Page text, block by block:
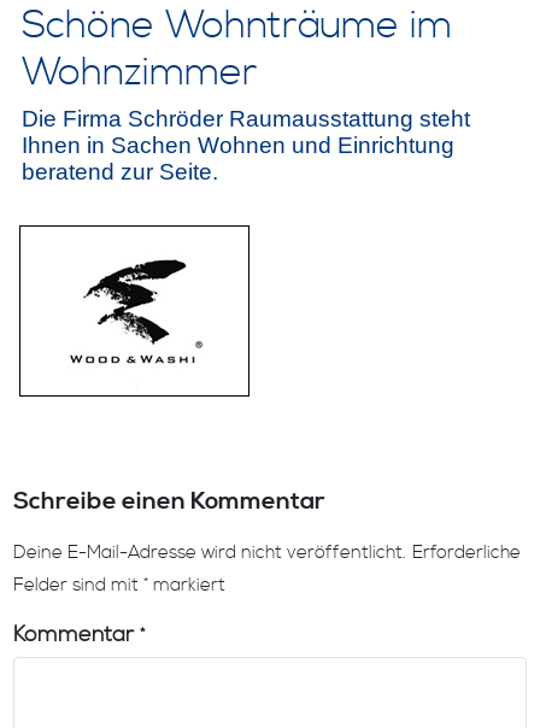
Schöne Wohnträume im
Wohnzimmer
Die Firma Schröder Raumausstattung steht
Ihnen in Sachen Wohnen und Einrichtung
beratend zur Seite.
Schreibe einen Kommentar
Deine E-Mail-Adresse wird nicht veröffentlicht. Erforderliche
Felder sind mit* markiert
Kommentar*